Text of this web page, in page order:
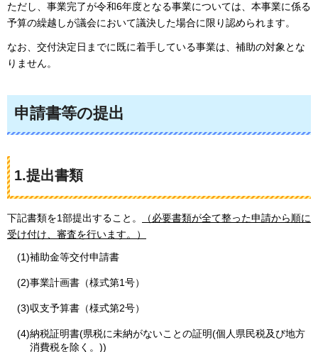
ただし、事業完了が令和6年度となる事業については、本事業に係る
予算の繰越しが議会において議決した場合に限り認められます。
なお、交付決定日までに既に着手している事業は、補助の対象とな
りません。
申請書等の提出
1.提出書類
下記書類を1部提出すること。
（必要書類が全て整った申請から順に
受け付け、審査を行います。）
(1)補助金等交付申請書
(2)事業計画書（様式第1号）
(3)収支予算書（様式第2号）
(4)納税証明書(県税に未納がないことの証明(個人県民税及び地方
消費税を除く。))